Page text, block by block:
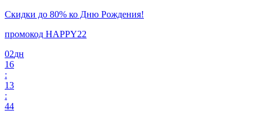
Скидки до 80% ко Дню Рождения!
промокод HAPPY22
02дн
16
:
13
:
44